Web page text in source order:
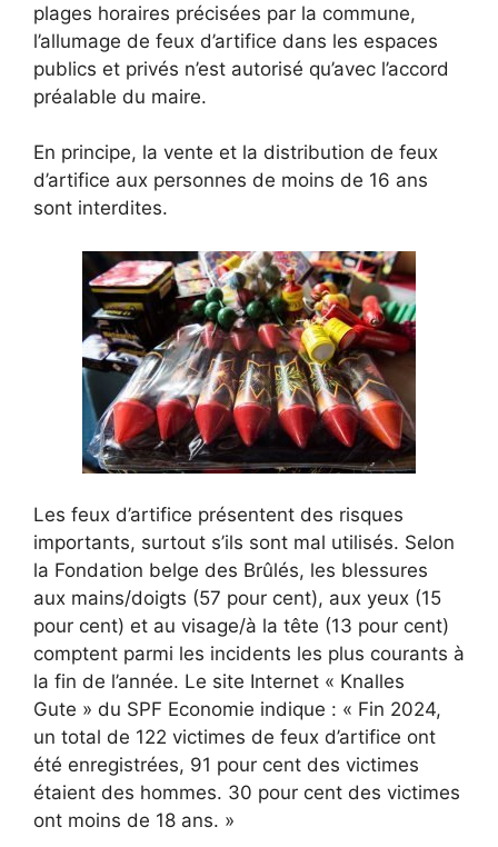
plages horaires précisées par la commune,
l’allumage de feux d’artifice dans les espaces
publics et privés n’est autorisé qu’avec l’accord
préalable du maire.
En principe, la vente et la distribution de feux
d’artifice aux personnes de moins de 16 ans
sont interdites.
Les feux d’artifice présentent des risques
importants, surtout s’ils sont mal utilisés. Selon
la Fondation belge des Brûlés, les blessures
aux mains/doigts (57 pour cent), aux yeux (15
pour cent) et au visage/à la tête (13 pour cent)
comptent parmi les incidents les plus courants à
la fin de l’année. Le site Internet « Knalles
Gute » du SPF Economie indique : « Fin 2024,
un total de 122 victimes de feux d’artifice ont
été enregistrées, 91 pour cent des victimes
étaient des hommes. 30 pour cent des victimes
ont moins de 18 ans. »